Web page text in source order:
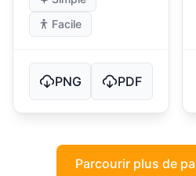
Facile
PNG PDF
Parcourir plus de